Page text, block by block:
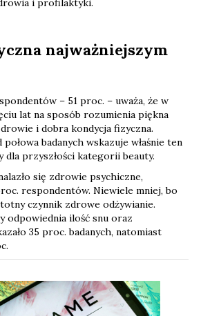
najważniejszym
– 51 proc. – uważa, że w
lat na sposób rozumienia piękna
i dobra kondycja fizyczna.
badanych wskazuje właśnie ten
dla przyszłości kategorii beauty.
się zdrowie psychiczne,
respondentów. Niewiele mniej, bo
czynnik zdrowe odżywianie.
odpowiednia ilość snu oraz
35 proc. badanych, natomiast